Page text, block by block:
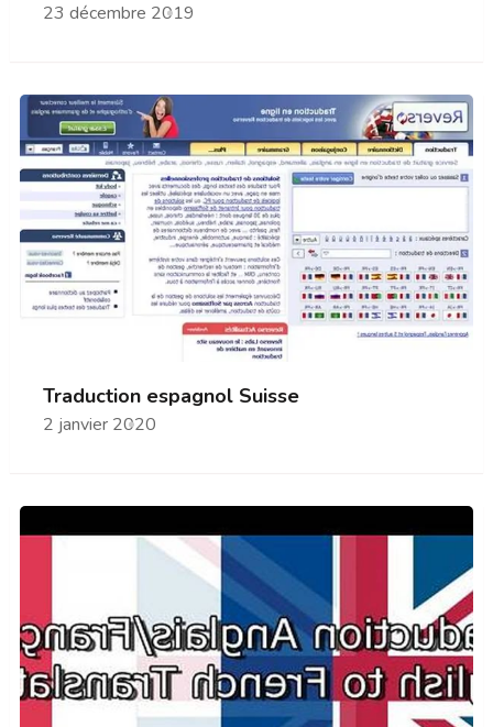
23 décembre 2019
Traduction espagnol Suisse
2 janvier 2020